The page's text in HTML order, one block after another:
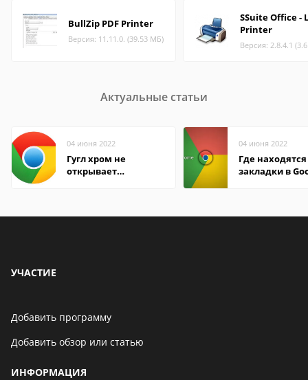
BullZip PDF Printer
Версия: 11.11.0. (39.53 МБ)
SSuite Office -
Printer
Версия: 2.8.4.1
Актуальные статьи
04 июня 2022
Гугл хром не
открывает
04 июня 2022
Где находятся
закладки в
УЧАСТИЕ
Добавить программу
Добавить обзор или статью
ИНФОРМАЦИЯ